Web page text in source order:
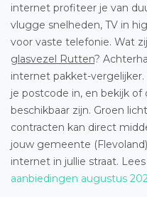
internet profiteer je van
vlugge snelheden, TV in
voor vaste telefonie. Wat
glasvezel Rutten?
internet pakket-
je postcode in, en bekijk
beschikbaar zijn. Groen
contracten kan direct
jouw gemeente
internet in jullie straat.
aanbiedingen augustus